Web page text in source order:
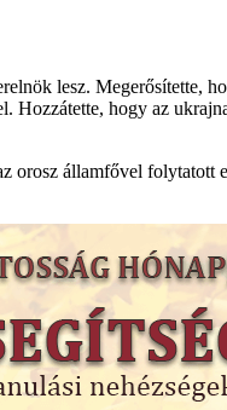
lesz. Megerősítette,
hogy az
államfővel folytatott